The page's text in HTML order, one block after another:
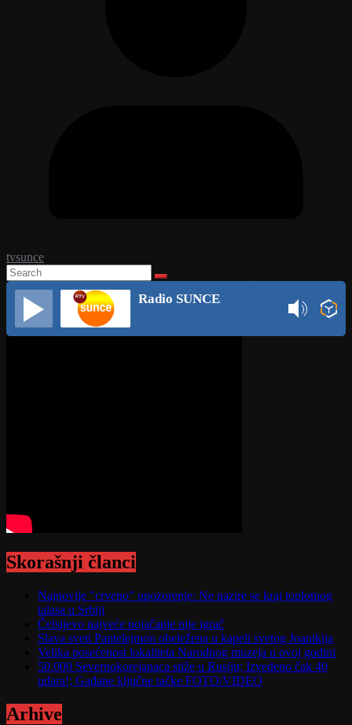
tvsunce
Radio SUNCE
Skorašnji članci
Najnovije "crveno" upozorenje: Ne nazire se kraj toplotnog
talasa u Srbiji
Čelsijevo najveće pojačanje nije igrač
Slava sveti Pantelejmon obeležena u kapeli svetog Joanikija
Velika posećenost lokaliteta Narodnog muzeja u ovoj godini
50.000 Severnokorejanaca stiže u Rusiju; Izvedeno čak 40
udara!; Gađane ključne tačke FOTO/VIDEO
Arhive